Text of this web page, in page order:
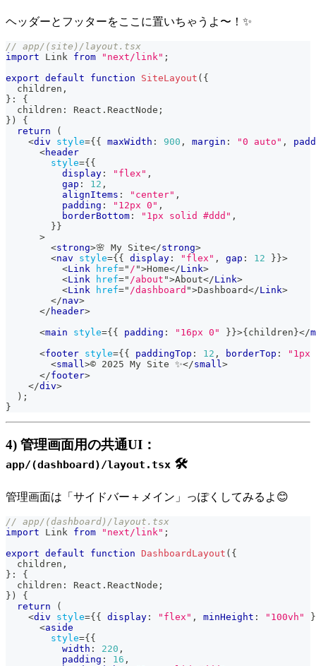
ヘッダーとフッターをここに置いちゃうよ〜！✨
// app/(site)/layout.tsx
import
Link from "next/link" ;
export default function SiteLayout ( {
  children
,
} :
{
  children
: React . ReactNode ;
} )
{
return
(
<div style={{ maxWidth : 900 , margin : "0 auto" ,
<header
style={{
          display
: "flex" ,
          gap
: 12 ,
          alignItems
: "center" ,
          padding
: "12px 0" ,
          borderBottom
: "1px solid #ddd" ,
}}
>
<strong>🌸 My Site</strong>
<nav style={{ display : "flex" , gap : 12 }}>
<Link href=" / ">Home</Link>
<Link href=" /about ">About</Link>
<Link href=" /dashboard ">Dashboard</Link>
</nav>
</ header>
<main style={{ padding : "16px 0" }}>{children}</
<footer style={{ paddingTop : 12 , borderTop :
"1px
<small >© 2025 My Site ✨</small >
</footer>
</div>
) ;
}
4) 管理画面用の共通UI：
app/(dashboard)/layout.tsx 🛠️
管理画面は「サイドバー＋メイン」っぽくしてみるよ😊
// app/(dashboard)/layout.tsx
import
Link from "next/link" ;
export default function DashboardLayout ( {
  children
,
} :
{
  children
: React . ReactNode ;
} )
{
return
(
<div style={ { display : "flex" , minHeight : "100vh"
}
<aside
style={ {
          width
: 220 ,
          padding
: 16 ,